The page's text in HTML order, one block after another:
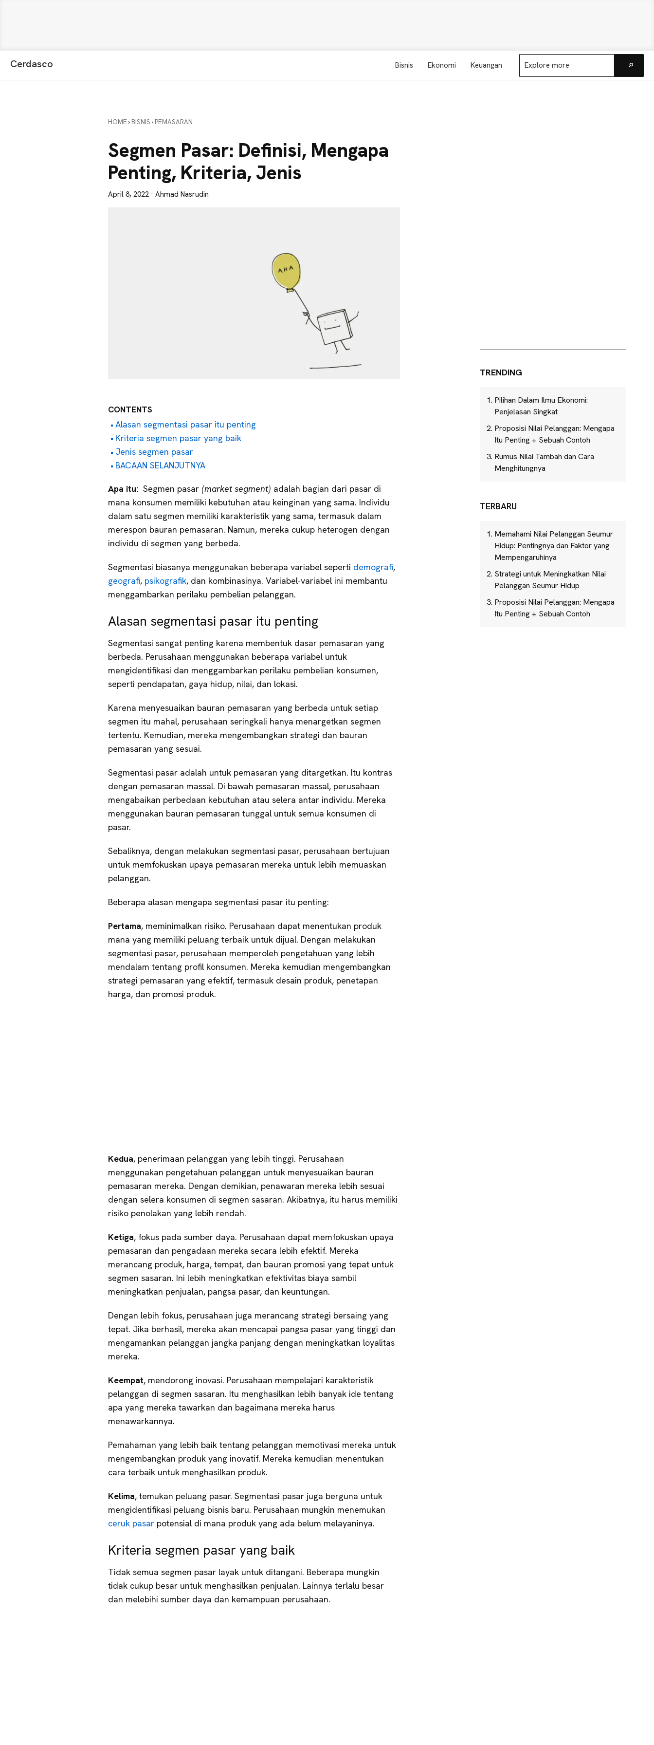
Cerdasco Bisnis Ekonomi Keuangan
Explore
more
HOME › BISNIS › PEMASARAN
Segmen Pasar: Definisi, Mengapa
Penting, Kriteria, Jenis
April 8, 2022 · Ahmad Nasrudin
CONTENTS
Alasan segmentasi pasar itu penting
Kriteria segmen pasar yang baik
Jenis segmen pasar
BACAAN SELANJUTNYA
Apa itu: Segmen pasar (market segment) adalah bagian dari pasar di
mana konsumen memiliki kebutuhan atau keinginan yang sama. Individu
dalam satu segmen memiliki karakteristik yang sama, termasuk dalam
merespon bauran pemasaran. Namun, mereka cukup heterogen dengan
individu di segmen yang berbeda.
Segmentasi biasanya menggunakan beberapa variabel seperti demografi,
geografi, psikografik, dan kombinasinya. Variabel-variabel ini membantu
menggambarkan perilaku pembelian pelanggan.
Alasan segmentasi pasar itu penting
Segmentasi sangat penting karena membentuk dasar pemasaran yang
berbeda. Perusahaan menggunakan beberapa variabel untuk
mengidentifikasi dan menggambarkan perilaku pembelian konsumen,
seperti pendapatan, gaya hidup, nilai, dan lokasi.
Karena menyesuaikan bauran pemasaran yang berbeda untuk setiap
segmen itu mahal, perusahaan seringkali hanya menargetkan segmen
tertentu. Kemudian, mereka mengembangkan strategi dan bauran
pemasaran yang sesuai.
Segmentasi pasar adalah untuk pemasaran yang ditargetkan. Itu kontras
dengan pemasaran massal. Di bawah pemasaran massal, perusahaan
mengabaikan perbedaan kebutuhan atau selera antar individu. Mereka
menggunakan bauran pemasaran tunggal untuk semua konsumen di
pasar.
Sebaliknya, dengan melakukan segmentasi pasar, perusahaan bertujuan
untuk memfokuskan upaya pemasaran mereka untuk lebih memuaskan
pelanggan.
Beberapa alasan mengapa segmentasi pasar itu penting:
Pertama, meminimalkan risiko. Perusahaan dapat menentukan produk
mana yang memiliki peluang terbaik untuk dijual. Dengan melakukan
segmentasi pasar, perusahaan memperoleh pengetahuan yang lebih
mendalam tentang profil konsumen. Mereka kemudian mengembangkan
strategi pemasaran yang efektif, termasuk desain produk, penetapan
harga, dan promosi produk.
Kedua, penerimaan pelanggan yang lebih tinggi. Perusahaan
menggunakan pengetahuan pelanggan untuk menyesuaikan bauran
pemasaran mereka. Dengan demikian, penawaran mereka lebih sesuai
dengan selera konsumen di segmen sasaran. Akibatnya, itu harus memiliki
risiko penolakan yang lebih rendah.
Ketiga, fokus pada sumber daya. Perusahaan dapat memfokuskan upaya
pemasaran dan pengadaan mereka secara lebih efektif. Mereka
merancang produk, harga, tempat, dan bauran promosi yang tepat untuk
segmen sasaran. Ini lebih meningkatkan efektivitas biaya sambil
meningkatkan penjualan, pangsa pasar, dan keuntungan.
Dengan lebih fokus, perusahaan juga merancang strategi bersaing yang
tepat. Jika berhasil, mereka akan mencapai pangsa pasar yang tinggi dan
mengamankan pelanggan jangka panjang dengan meningkatkan loyalitas
mereka.
Keempat, mendorong inovasi. Perusahaan mempelajari karakteristik
pelanggan di segmen sasaran. Itu menghasilkan lebih banyak ide tentang
apa yang mereka tawarkan dan bagaimana mereka harus
menawarkannya.
Pemahaman yang lebih baik tentang pelanggan memotivasi mereka untuk
mengembangkan produk yang inovatif. Mereka kemudian menentukan
cara terbaik untuk menghasilkan produk.
Kelima, temukan peluang pasar. Segmentasi pasar juga berguna untuk
mengidentifikasi peluang bisnis baru. Perusahaan mungkin menemukan
ceruk pasar potensial di mana produk yang ada belum melayaninya.
Kriteria segmen pasar yang baik
Tidak semua segmen pasar layak untuk ditangani. Beberapa mungkin
tidak cukup besar untuk menghasilkan penjualan. Lainnya terlalu besar
dan melebihi sumber daya dan kemampuan perusahaan.
TRENDING
Pilihan Dalam Ilmu Ekonomi:
Penjelasan Singkat
Proposisi Nilai Pelanggan: Mengapa
Itu Penting + Sebuah Contoh
Rumus Nilai Tambah dan Cara
Menghitungnya
TERBARU
Memahami Nilai Pelanggan Seumur
Hidup: Pentingnya dan Faktor yang
Mempengaruhinya
Strategi untuk Meningkatkan Nilai
Pelanggan Seumur Hidup
Proposisi Nilai Pelanggan: Mengapa
Itu Penting + Sebuah Contoh